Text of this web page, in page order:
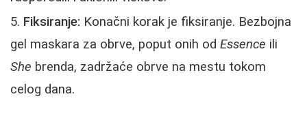
Fiksiranje: Konačni korak je fiksiranje. Bezbojna
gel maskara za obrve, poput onih od Essence ili
She brenda, zadržaće obrve na mestu tokom
celog dana.